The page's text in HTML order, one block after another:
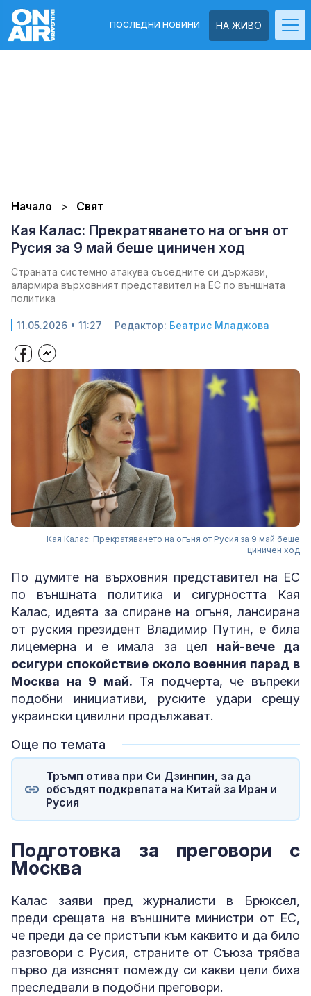
НА ЖИВО
ПОСЛЕДНИ НОВИНИ
Начало Свят
Кая Калас: Прекратяването на огъня от
Русия за 9 май беше циничен ход
Страната системно атакува съседните си държави,
алармира върховният представител на ЕС по външната
политика
11.05.2026 • 11:27 Редактор: Беатрис Младжова
Кая Калас: Прекратяването на огъня от Русия за 9 май беше
циничен ход
По думите на върховния представител на ЕС
по външната политика и сигурността Кая
Калас, идеята за спиране на огъня, лансирана
от руския президент Владимир Путин, е била
лицемерна и е имала за цел най-вече да
осигури спокойствие около военния парад в
Москва на 9 май. Тя подчерта, че въпреки
подобни инициативи, руските удари срещу
украински цивилни продължават.
Още по темата
Тръмп отива при Си Дзинпин, за да
обсъдят подкрепата на Китай за Иран и
Русия
Подготовка за преговори с
Москва
Калас заяви пред журналисти в Брюксел,
преди срещата на външните министри от ЕС,
че преди да се пристъпи към каквито и да било
разговори с Русия, страните от Съюза трябва
първо да изяснят помежду си какви цели биха
преследвали в подобни преговори.